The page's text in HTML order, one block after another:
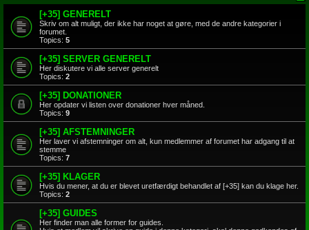
[+35] GENERELT
Skriv om alt muligt, der ikke har noget at gøre, med de andre kategorier i
forumet.
Topics: 5
[+35] SERVER GENERELT
Her diskutere vi alle server generelt
Topics: 2
[+35] DONATIONER
Her opdater vi listen over donationer hver måned.
Topics: 9
[+35] AFSTEMNINGER
Her laver vi afstemninger om alt, kun medlemmer af forumet har adgang til at
stemme
Topics: 7
[+35] KLAGER
Hvis du mener, at du er blevet uretfærdigt behandlet af [+35] kan du klage her.
Topics: 2
[+35] GUIDES
Her finder man alle former for guides.